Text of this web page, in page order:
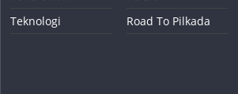
Teknologi
Road To Pilkada